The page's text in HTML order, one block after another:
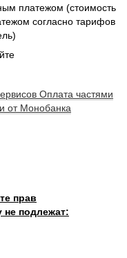
платежом (стоимость
согласно тарифов
Оплата частями
от Монобанка
прав
не подлежат: